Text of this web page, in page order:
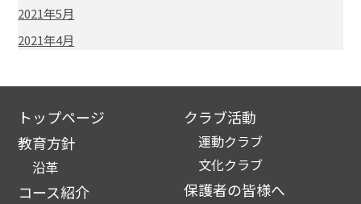
2021年5月
2021年4月
トップページ
教育方針
沿革
コース紹介
クラブ活動
運動クラブ
文化クラブ
保護者の皆様へ